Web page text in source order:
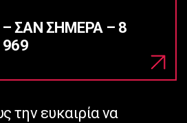
– ΣΑΝ ΣΗΜΕΡΑ – 8
την ευκαιρία να